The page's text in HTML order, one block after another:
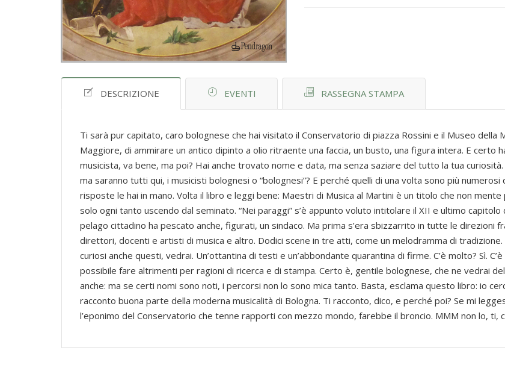
DESCRIZIONE EVENTI RASSEGNA STAMPA
Ti sarà pur capitato, caro bolognese che hai visitato il Conservatorio di piazza Rossini e il Museo della
Maggiore, di ammirare un antico dipinto a olio ritraente una faccia, un busto, una figura intera. E certo
musicista, va bene, ma poi? Hai anche trovato nome e data, ma senza saziare del tutto la tua
ma saranno tutti qui, i musicisti bolognesi o “bolognesi”? E perché quelli di una volta sono più numerosi
risposte le hai in mano. Volta il libro e leggi bene: Maestri di Musica al Martini è un titolo che non
solo ogni tanto uscendo dal seminato. “Nei paraggi” s’è appunto voluto intitolare il XII e ultimo
pelago cittadino ha pescato anche, figurati, un sindaco. Ma prima s’era sbizzarrito in tutte le direzioni
direttori, docenti e artisti di musica e altro. Dodici scene in tre atti, come un melodramma di tradizione.
curiosi anche questi, vedrai. Un’ottantina di testi e un’abbondante quarantina di firme. C’è molto? Sì.
possibile fare altrimenti per ragioni di ricerca e di stampa. Certo è, gentile bolognese, che ne vedrai
anche: ma se certi nomi sono noti, i percorsi non lo sono mica tanto. Basta, esclama questo libro: io
racconto buona parte della moderna musicalità di Bologna. Ti racconto, dico, e perché poi? Se mi
l’eponimo del Conservatorio che tenne rapporti con mezzo mondo, farebbe il broncio. MMM non lo, ti,